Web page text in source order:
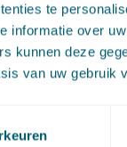
te
informatie over
kunnen deze
van uw gebruik